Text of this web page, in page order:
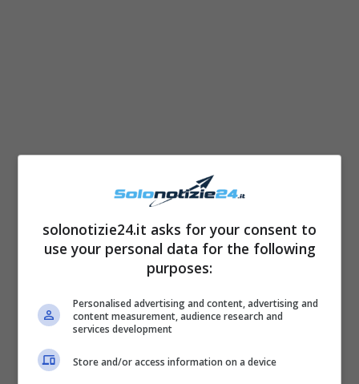
Come rimuovere lo smalto
gel o il semipermanente?
Se invece avete ilsemipermanenteo ilgel,
fare la manicure a casa diventa un po’ più
complicato. Sicuramente avrete bisogno di
solonotizie24.it asks for your consent to
use your personal data for the following
purposes:
Personalised advertising and content, advertising and
content measurement, audience research and
services development
Store and/or access information on a device